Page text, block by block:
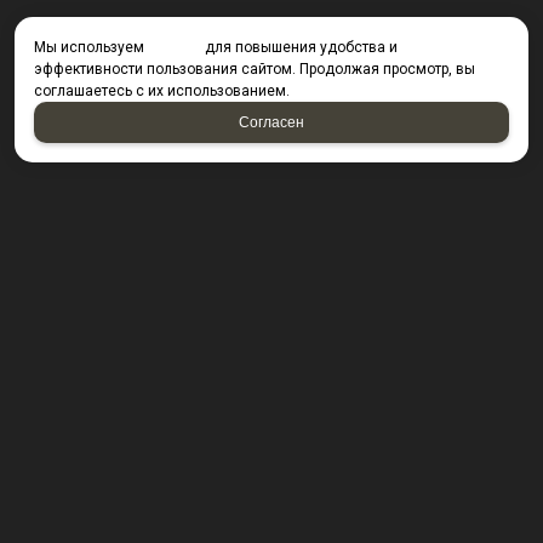
Мы используем
для повышения удобства и
эффективности пользования сайтом. Продолжая просмотр, вы
соглашаетесь с их использованием.
Согласен